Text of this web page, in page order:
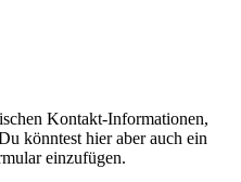
Kontakt-Informationen,
könntest hier aber auch ein
einzufügen.